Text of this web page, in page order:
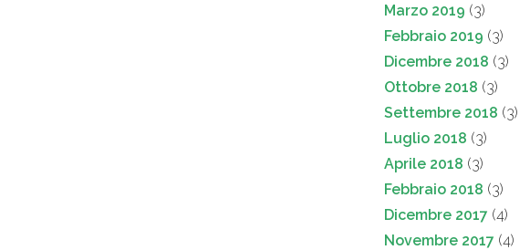
Marzo 2019 (3)
Febbraio 2019 (3)
Dicembre 2018 (3)
Ottobre 2018 (3)
Settembre 2018 (3)
Luglio 2018 (3)
Aprile 2018 (3)
Febbraio 2018 (3)
Dicembre 2017 (4)
Novembre 2017 (4)